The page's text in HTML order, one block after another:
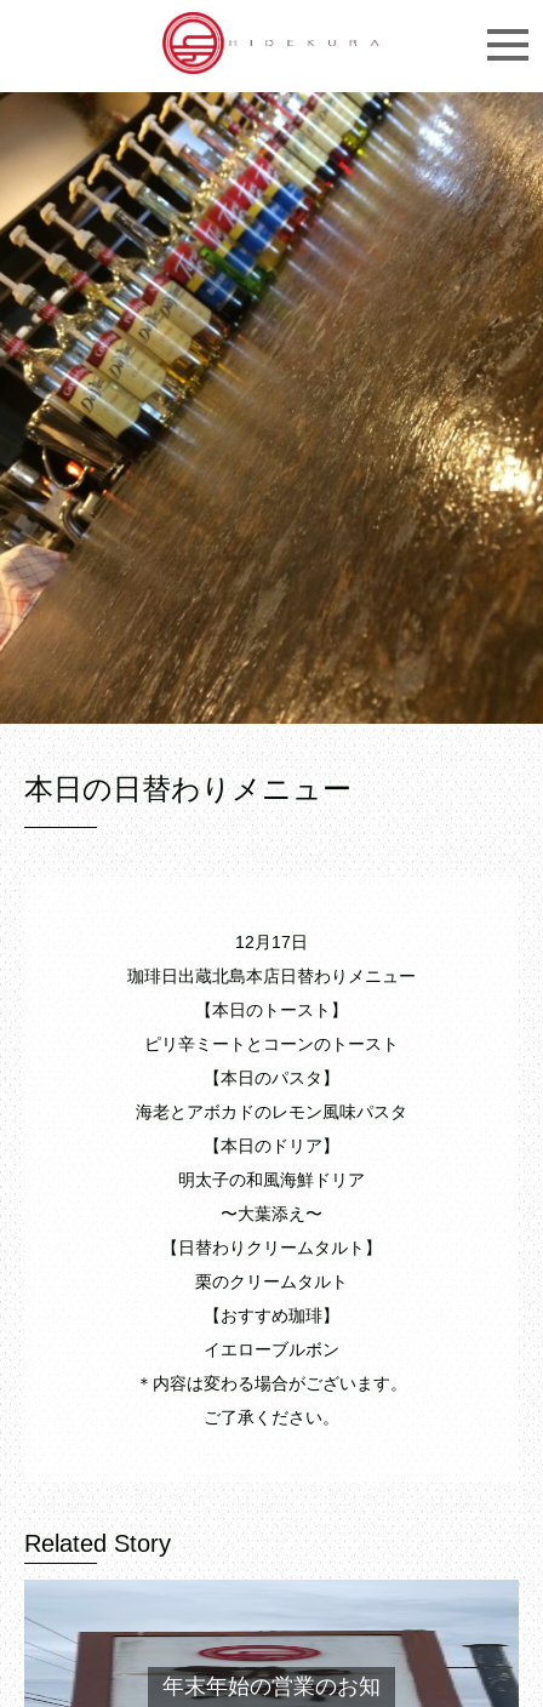
本日の日替わりメニュー
12月17日
珈琲日出蔵北島本店日替わりメニュー
【本日のトースト】
ピリ辛ミートとコーンのトースト
【本日のパスタ】
海老とアボカドのレモン風味パスタ
【本日のドリア】
明太子の和風海鮮ドリア
〜大葉添え〜
【日替わりクリームタルト】
栗のクリームタルト
【おすすめ珈琲】
イエローブルボン
＊内容は変わる場合がございます。
ご了承ください。
Related Story
年末年始の営業のお知